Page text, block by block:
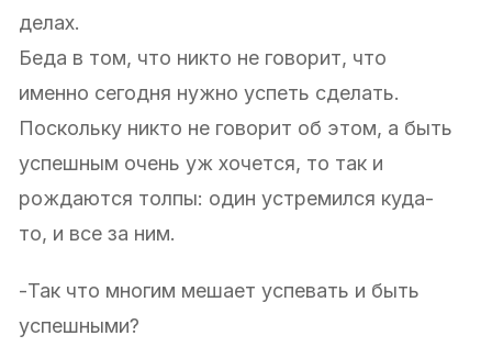
делах.
Беда в том, что никто не говорит, что
именно сегодня нужно успеть сделать.
Поскольку никто не говорит об этом, а быть
успешным очень уж хочется, то так и
рождаются толпы: один устремился куда-
то, и все за ним.
-Так что многим мешает успевать и быть
успешными?